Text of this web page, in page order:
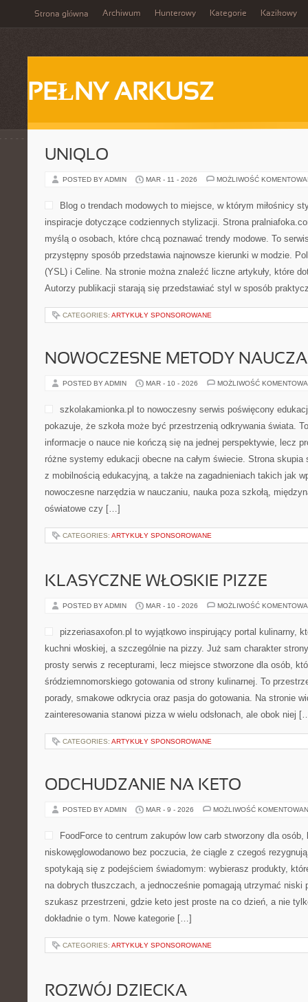
Strona główna Archiwum Hunterowy Kategorie Kazikowy
PEŁNY ARKUSZ
UNIQLO
POSTED BY ADMIN MAR - 11 - 2026 MOŻLIWOŚĆ
Blog o trendach modowych to miejsce, w którym miłośnicy
inspiracje dotyczące codziennych stylizacji. Strona
myślą o osobach, które chcą poznawać trendy modowe. To
przystępny sposób przedstawia najnowsze kierunki w modzie.
(YSL) i Celine. Na stronie można znaleźć liczne artykuły, które
Autorzy publikacji starają się przedstawiać styl w sposób
CATEGORIES: ARTYKUŁY SPONSOROWANE
NOWOCZESNE METODY
POSTED BY ADMIN MAR - 10 - 2026 MOŻLIWOŚĆ
szkolakamionka.pl to nowoczesny serwis poświęcony
pokazuje, że szkoła może być przestrzenią odkrywania świata.
informacje o nauce nie kończą się na jednej perspektywie, lecz
różne systemy edukacji obecne na całym świecie. Strona
z mobilnością edukacyjną, a także na zagadnieniach takich jak
nowoczesne narzędzia w nauczaniu, nauka poza szkołą,
oświatowe czy […]
CATEGORIES: ARTYKUŁY SPONSOROWANE
KLASYCZNE WŁOSKIE PIZZE
POSTED BY ADMIN MAR - 10 - 2026 MOŻLIWOŚĆ
pizzeriasaxofon.pl to wyjątkowo inspirujący portal kulinarny,
kuchni włoskiej, a szczególnie na pizzy. Już sam charakter
prosty serwis z recepturami, lecz miejsce stworzone dla osób,
śródziemnomorskiego gotowania od strony kulinarnej. To
porady, smakowe odkrycia oraz pasja do gotowania. Na stronie
zainteresowania stanowi pizza w wielu odsłonach, ale obok niej
CATEGORIES: ARTYKUŁY SPONSOROWANE
ODCHUDZANIE NA KETO
POSTED BY ADMIN MAR - 9 - 2026 MOŻLIWOŚĆ
FoodForce to centrum zakupów low carb stworzony dla
niskowęglowodanowo bez poczucia, że ciągle z czegoś
spotykają się z podejściem świadomym: wybierasz produkty,
na dobrych tłuszczach, a jednocześnie pomagają utrzymać niski
szukasz przestrzeni, gdzie keto jest proste na co dzień, a nie
dokładnie o tym. Nowe kategorie […]
CATEGORIES: ARTYKUŁY SPONSOROWANE
ROZWÓJ DZIECKA